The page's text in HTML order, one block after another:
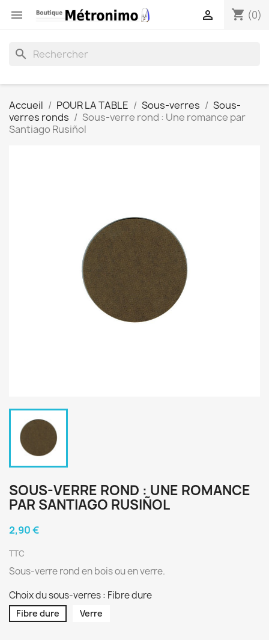
 shopping_cart (0)

search
Accueil POUR LA TABLE Sous-verres
Sous-
verres ronds
Sous-verre rond : Une romance par
Santiago Rusiñol
SOUS-VERRE ROND : UNE ROMANCE
PAR SANTIAGO RUSIÑOL
2,90 €
TTC
Sous-verre rond en bois ou en verre.
Choix du sous-verres : Fibre dure
Fibre dure Verre